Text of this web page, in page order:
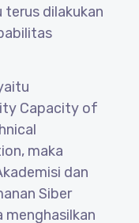
terus dilakukan
Capacity of
maka
dan
Siber
menghasilkan